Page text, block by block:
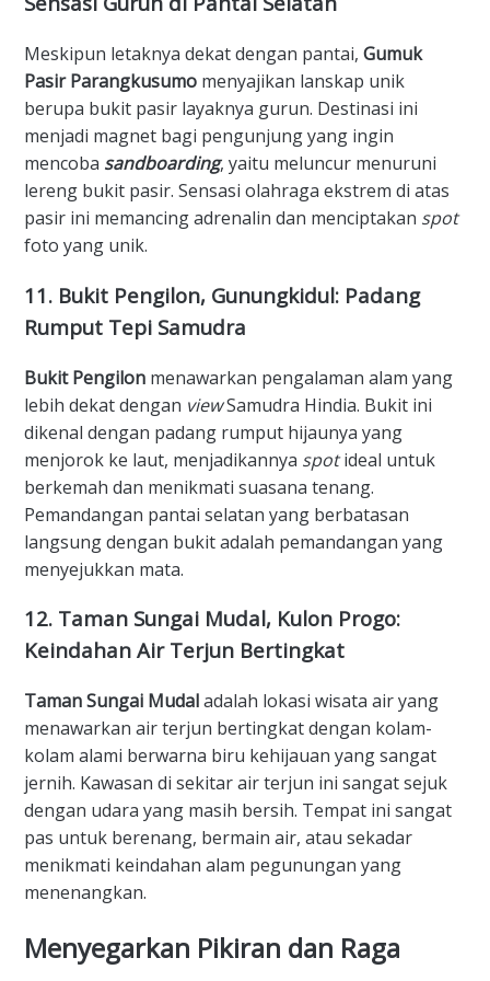
​Meskipun letaknya dekat dengan pantai, Gumuk
Pasir Parangkusumo menyajikan lanskap unik
berupa bukit pasir layaknya gurun. Destinasi ini
menjadi magnet bagi pengunjung yang ingin
mencoba sandboarding, yaitu meluncur menuruni
lereng bukit pasir. Sensasi olahraga ekstrem di atas
pasir ini memancing adrenalin dan menciptakan spot
foto yang unik.
​11. Bukit Pengilon, Gunungkidul: Padang
Rumput Tepi Samudra
Bukit Pengilon menawarkan pengalaman alam yang
lebih dekat dengan viewSamudra Hindia. Bukit ini
dikenal dengan padang rumput hijaunya yang
menjorok ke laut, menjadikannya spotideal untuk
berkemah dan menikmati suasana tenang.
Pemandangan pantai selatan yang berbatasan
langsung dengan bukit adalah pemandangan yang
menyejukkan mata.
​12. Taman Sungai Mudal, Kulon Progo:
Keindahan Air Terjun Bertingkat
Taman Sungai Mudaladalah lokasi wisata air yang
menawarkan air terjun bertingkat dengan kolam-
kolam alami berwarna biru kehijauan yang sangat
jernih. Kawasan di sekitar air terjun ini sangat sejuk
dengan udara yang masih bersih. Tempat ini sangat
pas untuk berenang, bermain air, atau sekadar
menikmati keindahan alam pegunungan yang
menenangkan.
​Menyegarkan Pikiran dan Raga